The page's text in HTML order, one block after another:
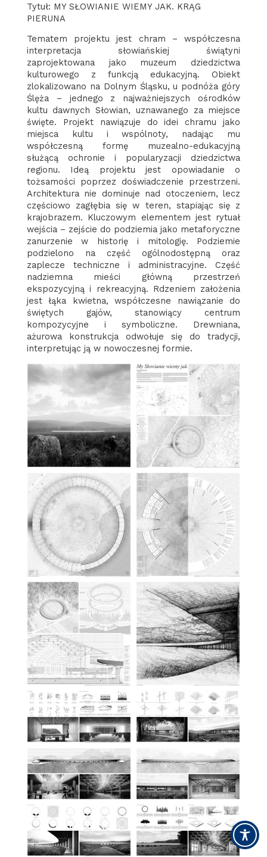
Tytuł: MY SŁOWIANIE WIEMY JAK. KRĄG
PIERUNA
Tematem projektu jest chram – współczesna
interpretacja słowiańskiej świątyni
zaprojektowana jako muzeum dziedzictwa
kulturowego z funkcją edukacyjną. Obiekt
zlokalizowano na Dolnym Śląsku, u podnóża góry
Ślęża – jednego z najważniejszych ośrodków
kultu dawnych Słowian, uznawanego za miejsce
święte. Projekt nawiązuje do idei chramu jako
miejsca kultu i wspólnoty, nadając mu
współczesną formę muzealno-edukacyjną
służącą ochronie i popularyzacji dziedzictwa
regionu. Ideą projektu jest opowiadanie o
tożsamości poprzez doświadczenie przestrzeni.
Architektura nie dominuje nad otoczeniem, lecz
częściowo zagłębia się w teren, stapiając się z
krajobrazem. Kluczowym elementem jest rytuał
wejścia – zejście do podziemia jako metaforyczne
zanurzenie w historię i mitologię. Podziemie
podzielono na część ogólnodostępną oraz
zaplecze techniczne i administracyjne. Część
nadziemna mieści główną przestrzeń
ekspozycyjną i rekreacyjną. Rdzeniem założenia
jest łąka kwietna, współczesne nawiązanie do
świętych gajów, stanowiący centrum
kompozycyjne i symboliczne. Drewniana,
ażurowa konstrukcja odwołuje się do tradycji,
interpretując ją w nowoczesnej formie.